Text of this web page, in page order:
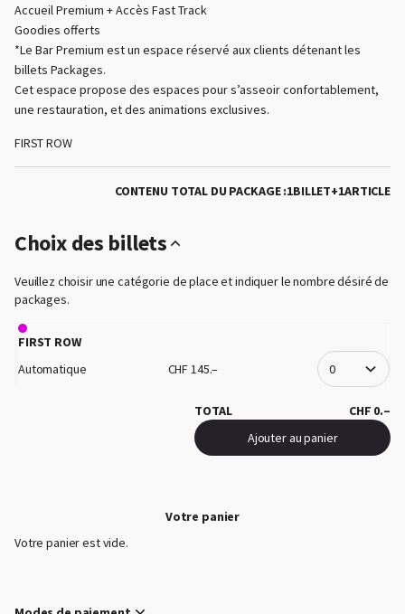
FIRST ROW
Accueil Premium + Accès Fast Track
Goodies offerts
*Le Bar Premium est un espace réservé aux clients détenant les
billets Packages.
Cet espace propose des espaces pour s’asseoir confortablement,
une restauration, et des animations exclusives.
CONTENU TOTAL DU PACKAGE :1BILLET+1ARTICLE
Choix des billets
Veuillez choisir une catégorie de place et indiquer le nombre désiré de
packages.
FIRST ROW
Automatique
CHF145.–
TOTAL CHF 0.–
Ajouter au panier
(¹) Nous
Votre panier
Votre panier est vide.